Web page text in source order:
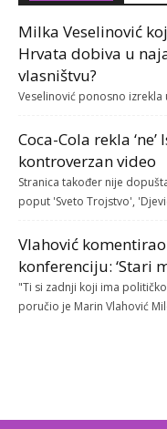
Milka Veselinović
Hrvata dobiva u
vlasništvu?
Veselinović ponosno
Coca-Cola rekla
kontroverzan video
Stranica također nije
poput 'Sveto Trojstvo',
Vlahović
konferenciju: ‘Stari
"Ti si zadnji koji ima
poručio je Marin Vlahović